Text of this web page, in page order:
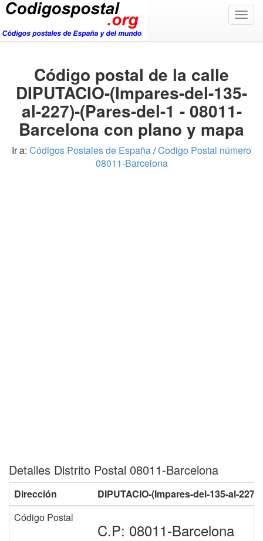
Código postal de la calle
DIPUTACIO-(Impares-del-135-
al-227)-(Pares-del-1 - 08011-
Barcelona con plano y mapa
Ir a: Códigos Postales de España/Codigo Postal número
08011-Barcelona
Detalles Distrito Postal 08011-Barcelona
Dirección
DIPUTACIO-(Impares-del-135-al-
Código Postal
C.P: 08011-Barcelona